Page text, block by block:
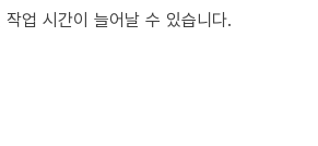
업 시간이 늘어날 수 있습니다.